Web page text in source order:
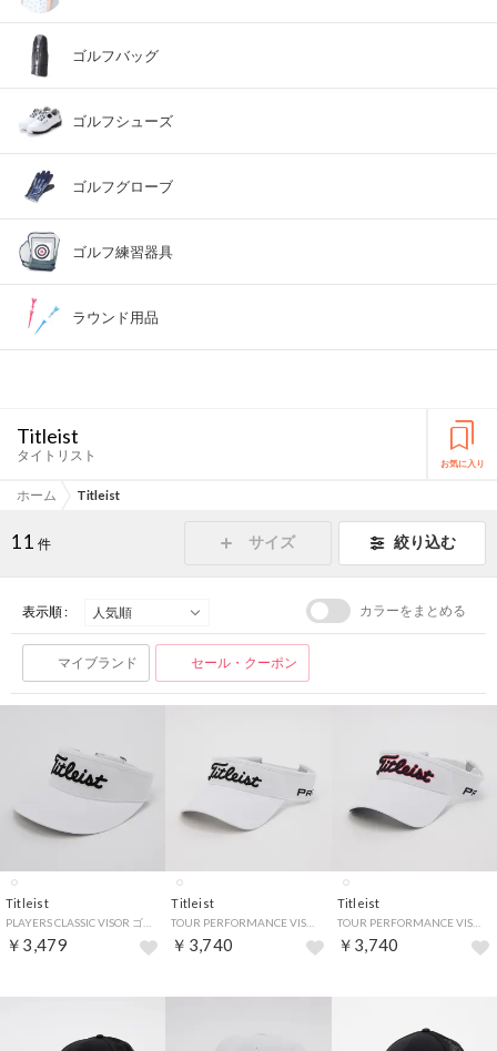
ゴルフバッグ
ゴルフシューズ
ゴルフグローブ
ゴルフ練習器具
ラウンド用品
Titleist
タイトリスト お気に入り
ホーム Titleist
11 件 サイズ 絞り込む
表示順 : カラーをまとめる
マイブランド セール・クーポン
Titleist
￥3,479
Titleist
￥3,740
Titleist
TOUR PERFORMANCE VISOR ゴルフ ツアーパフォーマンス サンバイザー （(146)ホワイト×ネイビー）
￥3,740